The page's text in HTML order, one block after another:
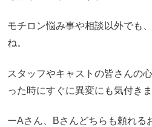
モチロン悩み事や相談以外でも
ね。
スタッフやキャストの皆さんの
った時にすぐに異変にも気付き
ーAさん、Bさんどちらも頼れる